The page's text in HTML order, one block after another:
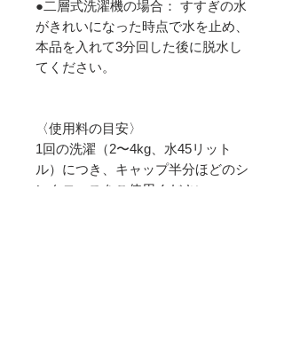
●二層式洗濯機の場合： すすぎの水
がきれいになった時点で水を止め、
本品を入れて3分回した後に脱水し
てください。
〈使用料の目安〉
1回の洗濯（2〜4kg、水45リット
ル）につき、キャップ半分ほどのシ
ンクロースをご使用ください。